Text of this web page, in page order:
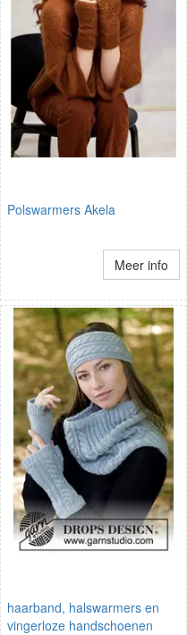
Polswarmers Akela
Meer info
haarband, halswarmers en
vingerloze handschoenen